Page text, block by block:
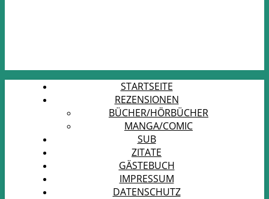
STARTSEITE
REZENSIONEN
BÜCHER/HÖRBÜCHER
MANGA/COMIC
SUB
ZITATE
GÄSTEBUCH
IMPRESSUM
DATENSCHUTZ